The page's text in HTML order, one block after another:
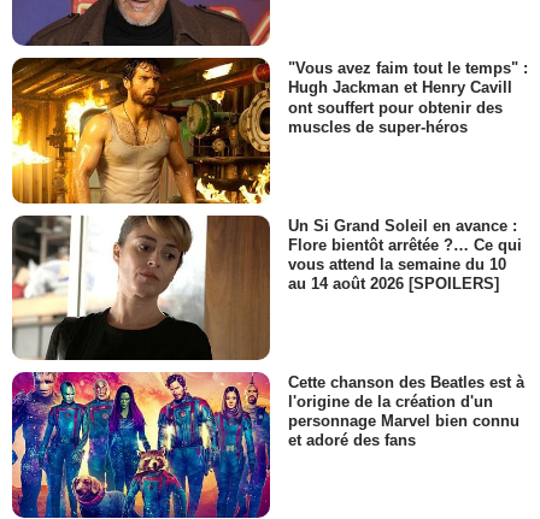
"Vous avez faim tout le temps" :
Hugh Jackman et Henry Cavill
ont souffert pour obtenir des
muscles de super-héros
Un Si Grand Soleil en avance :
Flore bientôt arrêtée ?… Ce qui
vous attend la semaine du 10
au 14 août 2026 [SPOILERS]
Cette chanson des Beatles est à
l'origine de la création d'un
personnage Marvel bien connu
et adoré des fans